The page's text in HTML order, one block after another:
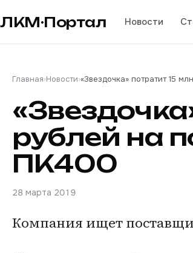
ЛКМ·Портал Новости
Главная›Новости›«Звездочка» потратит 15
рублей на
ПК400
28 марта 2019
Компания ищет